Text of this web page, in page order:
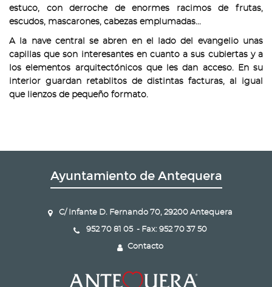
estuco, con derroche de enormes racimos de frutas,
escudos, mascarones, cabezas emplumadas...
A la nave central se abren en el lado del evangelio unas
capillas que son interesantes en cuanto a sus cubiertas y a
los elementos arquitectónicos que les dan acceso. En su
interior guardan retablitos de distintas facturas, al igual
que lienzos de pequeño formato.
Ayuntamiento de Antequera
C/ Infante D. Fernando 70, 29200 Antequera
952 70 81 05 - Fax: 952 70 37 50
Contacto